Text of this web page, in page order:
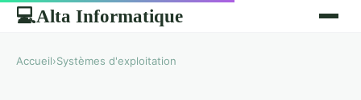
💻Alta Informatique
Accueil›Systèmes d'exploitation